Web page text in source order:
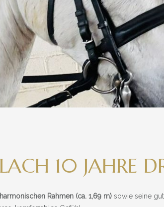
10 JAHRE
Rahmen (ca. 1,69 m) sowie seine